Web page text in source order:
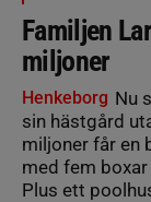
Familjen
miljoner
Henkeborg Nu
sin hästgård
miljoner får en
med fem
Plus ett